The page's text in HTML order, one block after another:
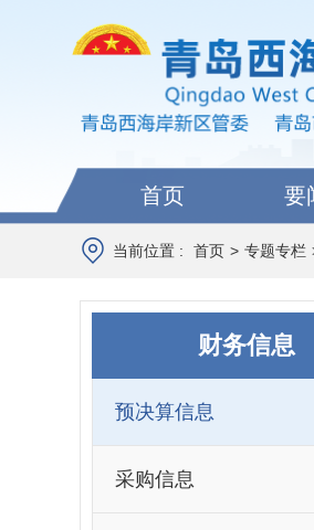
首页 要
当前位置 : 首页 > 专题专栏
财务信息
预决算信息
采购信息